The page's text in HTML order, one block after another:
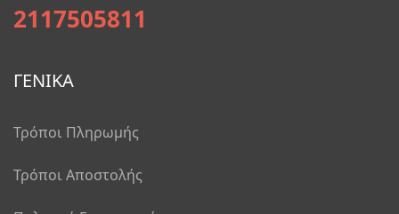
2117505811
ΓΕΝΙΚΑ
Τρόποι Πληρωμής
Τρόποι Αποστολής